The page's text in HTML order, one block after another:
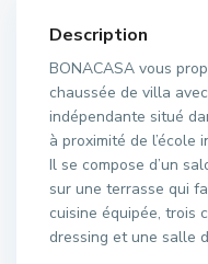
Description
BONACASA vous
chaussée de villa
indépendante situé
à proximité de l’école
Il se compose d’un
sur une terrasse qui
cuisine équipée, trois
dressing et une salle